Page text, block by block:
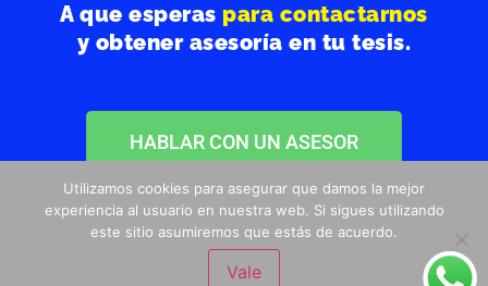
A que esperas para contactarnos
y obtener asesoría en tu tesis.
HABLAR CON UN ASESOR
Utilizamos cookies para asegurar que damos la mejor
experiencia al usuario en nuestra web. Si sigues utilizando
este sitio asumiremos que estás de acuerdo.
Vale